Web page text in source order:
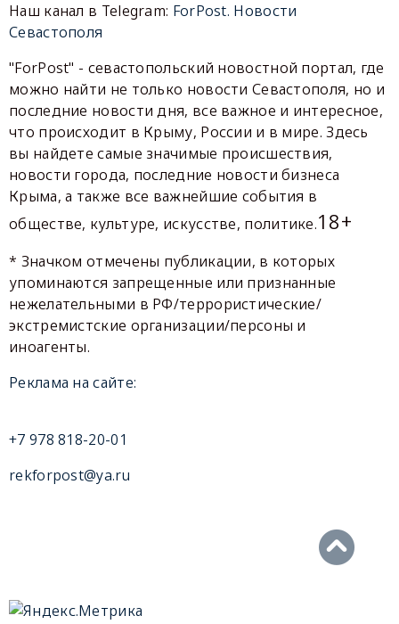
Наш канал в Telegram: ForPost. Новости
Севастополя
"ForPost" - севастопольский новостной портал, где
можно найти не только новости Севастополя, но и
последние новости дня, все важное и интересное,
что происходит в Крыму, России и в мире. Здесь
вы найдете самые значимые происшествия,
новости города, последние новости бизнеса
Крыма, а также все важнейшие события в
обществе, культуре, искусстве, политике.18+
* Значком отмечены публикации, в которых
упоминаются запрещенные или признанные
нежелательными в РФ/террористические/
экстремистские организации/персоны и
иноагенты.
Реклама на сайте:
+7 978 818-20-01
rekforpost@ya.ru